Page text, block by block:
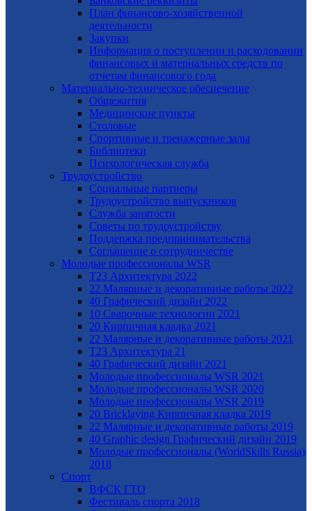
План финансово-хозяйственной
деятельности
Закупки
Информация о поступлении и расходовании
финансовых и материальных средств по
отчетам финансового года
Материально-техническое обеспечение
Общежития
Медицинские пункты
Столовые
Спортивные и тренажерные залы
Библиотеки
Психологическая служба
Трудоустройство
Cоциальные партнеры
Трудоустройство выпускников
Служба занятости
Советы по трудоустройству
Поддержка предпринимательства
Cоглашение о сотрудничестве
Молодые профессионалы WSR
T23 Архитектура 2022
22 Малярные и декоративные работы 2022
40 Графический дизайн 2022
10 Сварочные технологии 2021
20 Кирпичная кладка 2021
22 Малярные и декоративные работы 2021
Т23 Архитектура 21
40 Графический дизайн 2021
Молодые профессионалы WSR 2021
Молодые профессионалы WSR 2020
Молодые профессионалы WSR 2019
20 Bricklaying Кирпичная кладка 2019
22 Малярные и декоративные работы 2019
40 Graphic design Графический дизайн 2019
Молодые профессионалы (WorldSkills Russia)
2018
Спорт
ВФСК ГТО
Фестиваль спорта 2018